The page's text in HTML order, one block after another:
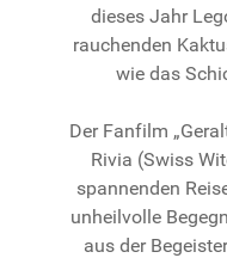
dieses Jahr
rauchenden
wie das
Der Fanfilm
Rivia (Swiss
spannenden
unheilvolle
aus der